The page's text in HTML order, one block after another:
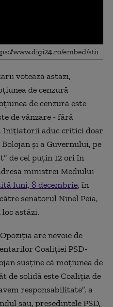
votează astăzi,
de cenzură
de cenzură este
de vânzare - fără
Inițiatorii aduc critici doar
și a Guvernului, pe
de cel puțin 12 ori în
ministrei Mediului
luni, 8 decembrie, în
senatorul Ninel Peia,
astăzi.
are nevoie de
Coaliției PSD-
susține că moțiunea de
de solidă este Coaliția de
responsabilitate”, a
său, președintele PSD,